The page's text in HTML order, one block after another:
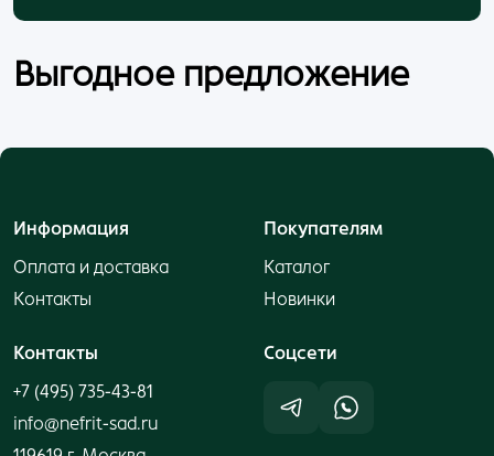
Выгодное предложение
Информация
Оплата и доставка
Контакты
Покупателям
Каталог
Новинки
Контакты
+7 (495) 735-43-81
info@nefrit-sad.ru
Cоцсети